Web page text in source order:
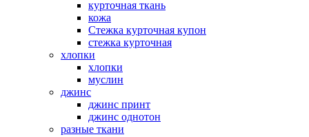
курточная ткань
кожа
Стежка курточная купон
стежка курточная
хлопки
хлопки
муслин
джинс
джинс принт
джинс однотон
разные ткани